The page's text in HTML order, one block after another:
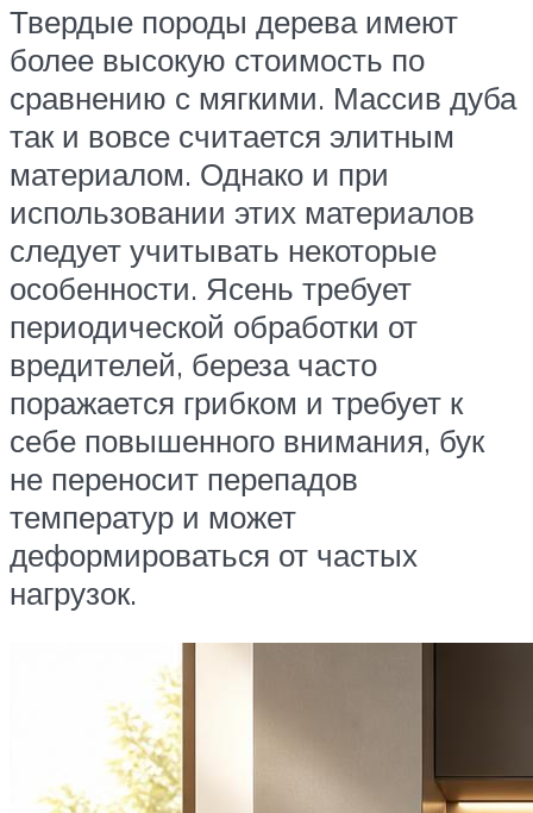
Твердые породы дерева имеют
более высокую стоимость по
сравнению с мягкими. Массив дуба
так и вовсе считается элитным
материалом. Однако и при
использовании этих материалов
следует учитывать некоторые
особенности. Ясень требует
периодической обработки от
вредителей, береза часто
поражается грибком и требует к
себе повышенного внимания, бук
не переносит перепадов
температур и может
деформироваться от частых
нагрузок.